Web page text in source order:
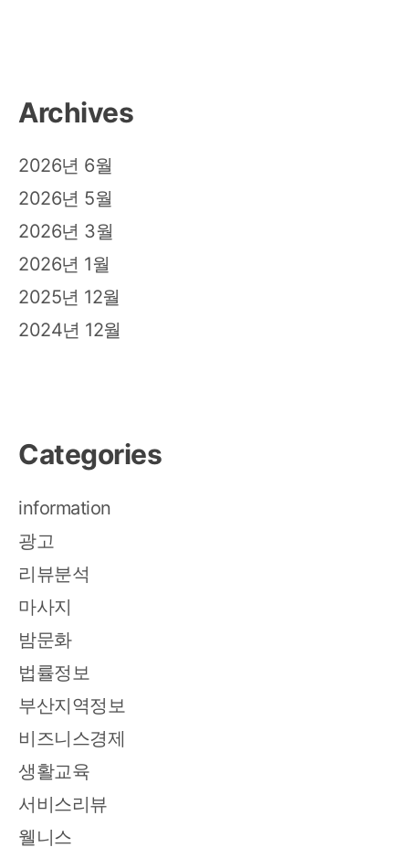
Archives
2026년 6월
2026년 5월
2026년 3월
2026년 1월
2025년 12월
2024년 12월
Categories
information
광고
리뷰분석
마사지
밤문화
법률정보
부산지역정보
비즈니스경제
생활교육
서비스리뷰
웰니스